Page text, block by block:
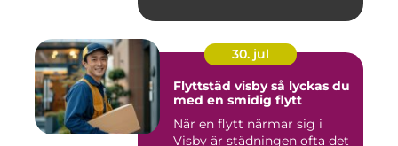
30. jul
Flyttstäd visby så lyckas du
med en smidig flytt
När en flytt närmar sig i
Visby är städningen ofta det